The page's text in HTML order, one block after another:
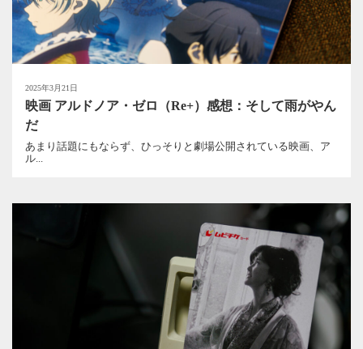
2025年3月21日
映画 アルドノア・ゼロ（Re+）感想：そして雨がやん
だ
あまり話題にもならず、ひっそりと劇場公開されている映画、ア
ル...